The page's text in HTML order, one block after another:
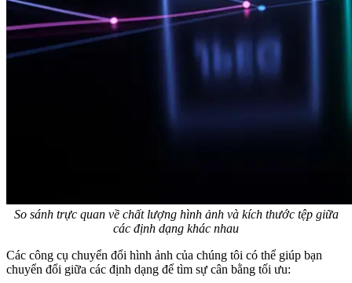
So sánh trực quan về chất lượng hình ảnh và kích thước tệp giữa
các định dạng khác nhau
Các công cụ chuyển đổi hình ảnh của chúng tôi có thể giúp bạn
chuyển đổi giữa các định dạng để tìm sự cân bằng tối ưu: